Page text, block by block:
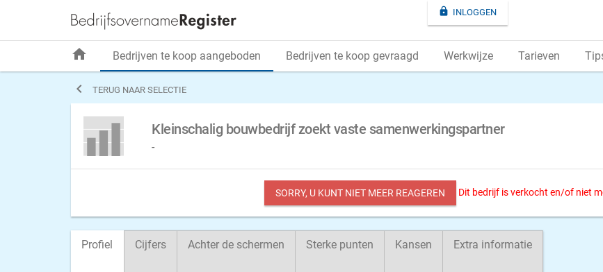
 TERUG NAAR SELECTIE
Kleinschalig bouwbedrijf zoekt vaste samenwerkingspartner
-
SORRY, U KUNT NIET MEER REAGEREN Dit bedrijf is verkocht en/of niet
Profiel Cijfers Achter de schermen Sterke punten Kansen Extra informatie
 INLOGGEN
home Bedrijven te koop aangeboden Bedrijven te koop gevraagd Werkwijze Tarieven